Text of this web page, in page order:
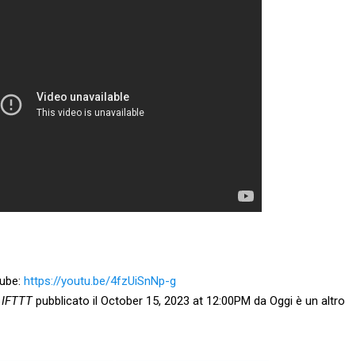
https://youtu.be/4fzUiSnNp-g
pubblicato il October 15, 2023 at 12:00PM da Oggi è un altro